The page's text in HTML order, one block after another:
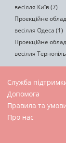
весілля Київ (7)
Проекційне
весілля Одеса (1)
Проекційне
весілля
Служба
Допомога
Правила та
Про нас